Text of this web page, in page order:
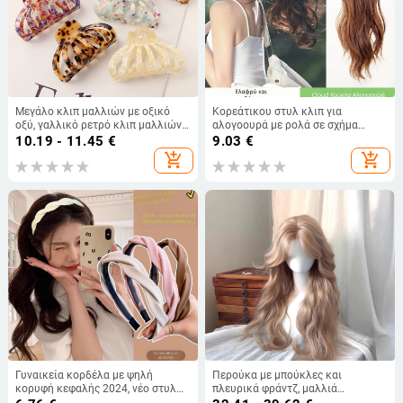
Μεγάλο κλιπ μαλλιών με οξικό
οξύ, γαλλικό ρετρό κλιπ μαλλιών
για γυναίκες, απλό κλιπ μαλλιών
στο πίσω μέρος του κεφαλιού, σε
στυλ δάσους, υψηλής ποιότητας
10.19 - 11.45 €
add_shopping_cart
Κορεάτικου στυλ κλιπ για
αλογοουρά με ρολά σε σχήμα
σύννεφου και λουλουδένιο κόμβο,
συνθετική τρίχα ανθεκτική στη
θερμότητα, μοντέλο 1137
9.03 €
add_shopping_cart
Γυναικεία κορδέλα με ψηλή
κορυφή κεφαλής 2024, νέο στυλ
Περούκα με μπούκλες και
πλευρικά φράντζ, μαλλιά